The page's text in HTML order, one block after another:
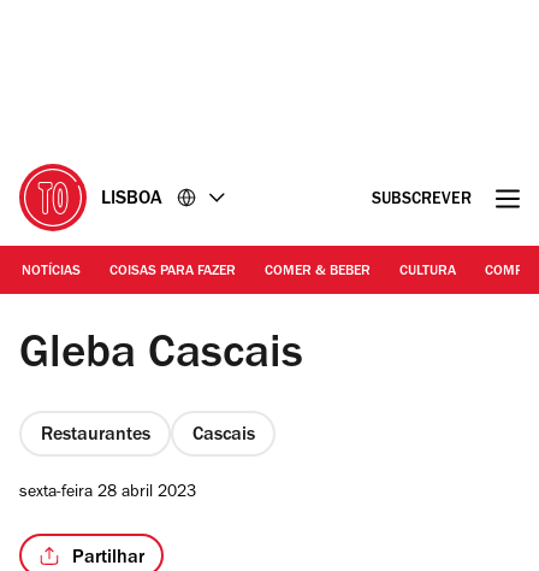
LISBOA SUBSCREVER
NOTÍCIAS COISAS PARA FAZER COMER & BEBER CULTURA
Francisco Romão Pereira
Gleba Cascais
Restaurantes Cascais
sexta-feira 28 abril 2023
Partilhar